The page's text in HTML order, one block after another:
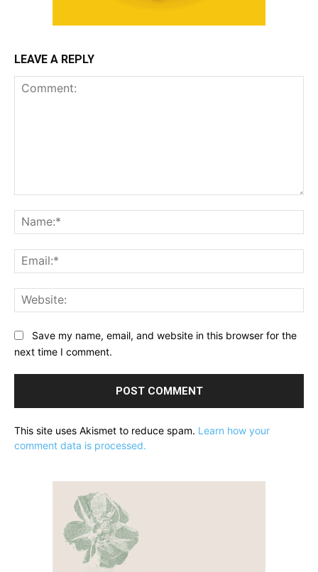
LEAVE A REPLY
Save my name, email, and website in this browser for the
next time I comment.
This site uses Akismet to reduce spam. Learn how your
comment data is processed.